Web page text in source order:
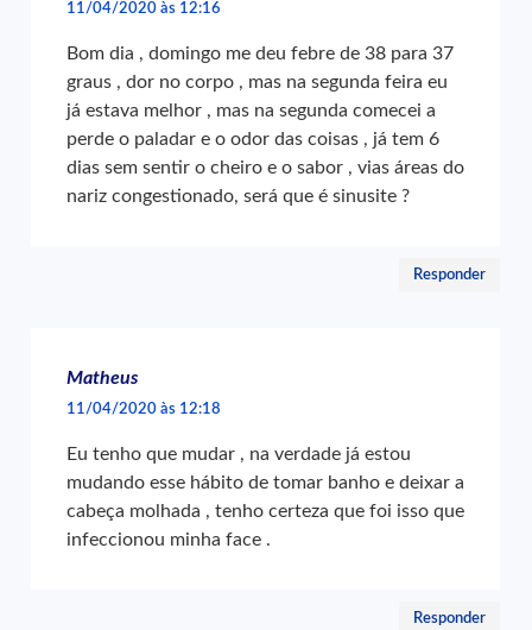
11/04/2020 às 12:16
Bom dia , domingo me deu febre de 38 para 37
graus , dor no corpo , mas na segunda feira eu
já estava melhor , mas na segunda comecei a
perde o paladar e o odor das coisas , já tem 6
dias sem sentir o cheiro e o sabor , vias áreas do
nariz congestionado, será que é sinusite ?
Responder
Matheus
11/04/2020 às 12:18
Eu tenho que mudar , na verdade já estou
mudando esse hábito de tomar banho e deixar a
cabeça molhada , tenho certeza que foi isso que
infeccionou minha face .
Responder